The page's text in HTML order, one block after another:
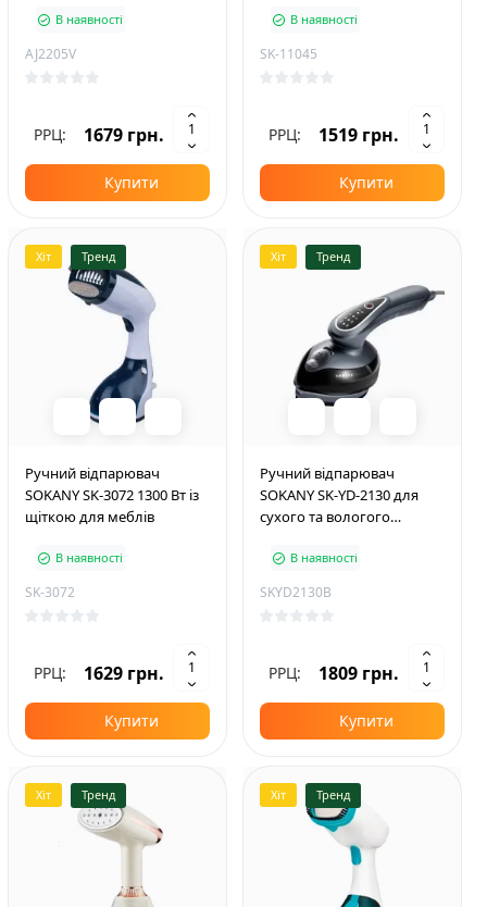
В наявності
AJ2205V
РРЦ: 1679 грн.
Купити
В наявності
SK-11045
РРЦ: 1519 грн.
Купити
Хіт Тренд
Ручний відпарювач
SOKANY SK-3072 1300 Вт із
щіткою для меблів
В наявності
SK-3072
РРЦ: 1629 грн.
Купити
Хіт Тренд
Ручний відпарювач
SOKANY SK-YD-2130 для
сухого та вологого
В наявності
SKYD2130B
РРЦ: 1809 грн.
Купити
Хіт Тренд Хіт Тренд